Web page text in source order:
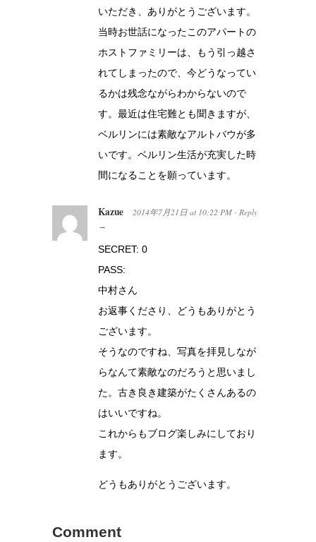
いただき、ありがとうございます。
当時お世話になったこのアパートの
ホストファミリーは、もう引っ越さ
れてしまったので、今どうなってい
るかは残念ながらわからないので
す。最近は住宅難とも聞きますが、
ベルリンには素敵なアルトバウが多
いです。ベルリン生活が充実した時
間になることを願っています。
Kazue 2014年7月21日 at 10:22 PM · Reply
→
SECRET: 0
PASS:
中村さん
お返事くださり、どうもありがとう
ございます。
そうなのですね、写真を拝見しなが
らなんて素敵なのだろうと思いまし
た。古き良き建築がたくさんあるの
はいいですね。
これからもブログ楽しみにしており
ます。
どうもありがとうございます。
Comment